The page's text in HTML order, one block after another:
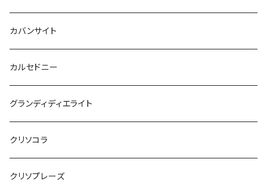
カバンサイト
カルセドニー
グランディディエライト
クリソコラ
クリソプレーズ